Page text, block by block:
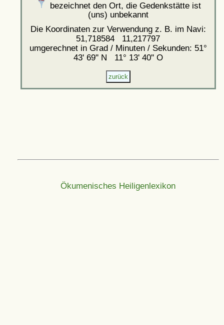
bezeichnet den Ort, die Gedenkstätte ist
(uns) unbekannt
Die Koordinaten zur Verwendung z. B. im Navi:
51,718584 11,217797
umgerechnet in Grad / Minuten / Sekunden: 51°
43' 69'' N 11° 13' 40'' O
Ökumenisches Heiligenlexikon